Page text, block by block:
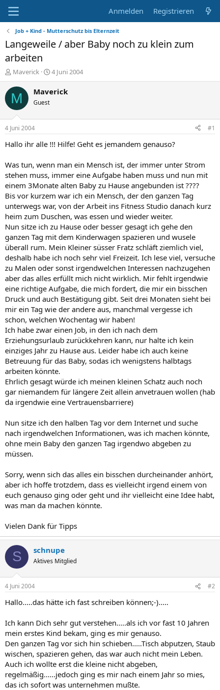
Anmelden Registrieren
Job + Kind - Mutterschutz bis Elternzeit
Langeweile / aber Baby noch zu klein zum
arbeiten
E
r
s
t
e
r
Maverick
E
r
s
t
a
4 Juni 2004
M Maverick
Guest
4 Juni 2004 #1
Hallo ihr alle !!! Hilfe! Geht es jemandem genauso?
Was tun, wenn man ein Mensch ist, der immer unter Strom
stehen muss, immer eine Aufgabe haben muss und nun mit
einem 3Monate alten Baby zu Hause angebunden ist ????
Bis vor kurzem war ich ein Mensch, der den ganzen Tag
unterwegs war, von der Arbeit ins Fitness Studio danach kurz
heim zum Duschen, was essen und wieder weiter.
Nun sitze ich zu Hause oder besser gesagt ich gehe den
ganzen Tag mit dem Kinderwagen spazieren und wusele
überall rum. Mein Kleiner süsser Fratz schläft ziemlich viel,
deshalb habe ich noch sehr viel Freizeit. Ich lese viel, versuche
zu Malen oder sonst irgendwelchen Interessen nachzugehen
aber das alles erfüllt mich nicht wirklich. Mir fehlt irgendwie
eine richtige Aufgabe, die mich fordert, die mir ein bisschen
Druck und auch Bestätigung gibt. Seit drei Monaten sieht bei
mir ein Tag wie der andere aus, manchmal vergesse ich
schon, welchen Wochentag wir haben!
Ich habe zwar einen Job, in den ich nach dem
Erziehungsurlaub zurückkehren kann, nur halte ich kein
einziges Jahr zu Hause aus. Leider habe ich auch keine
Betreuung für das Baby, sodas ich wenigstens halbtags
arbeiten könnte.
Ehrlich gesagt würde ich meinen kleinen Schatz auch noch
gar niemandem für längere Zeit allein anvetrauen wollen (hab
da irgendwie eine Vertrauensbarriere)
Nun sitze ich den halben Tag vor dem Internet und suche
nach irgendwelchen Informationen, was ich machen könnte,
ohne mein Baby den ganzen Tag irgendwo abgeben zu
müssen.
Sorry, wenn sich das alles ein bisschen durcheinander anhört,
aber ich hoffe trotzdem, dass es vielleicht irgend einem von
euch genauso ging oder geht und ihr vielleicht eine Idee habt,
was man da machen könnte.
Vielen Dank für Tipps
S schnupe
Aktives Mitglied
4 Juni 2004 #2
Hallo.....das hätte ich fast schreiben können;-).....
Ich kann Dich sehr gut verstehen.....als ich vor fast 10 Jahren
mein erstes Kind bekam, ging es mir genauso.
Den ganzen Tag vor sich hin schieben.....Tisch abputzen, Staub
wischen, spazieren gehen, das war auch nicht mein Leben.
Auch ich wollte erst die kleine nicht abgeben,
regelmäßig......jedoch ging es mir nach einem Jahr so mies,
das ich sofort was unternehmen mußte.